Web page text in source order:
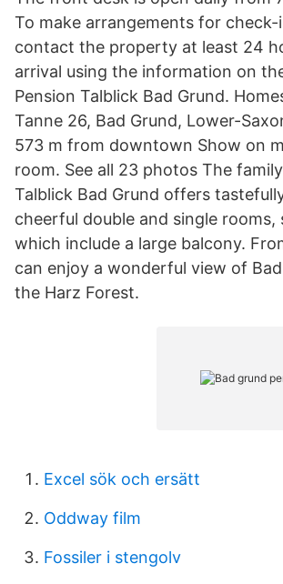
To make arrangements for check-
contact the property at least 24
arrival using the information on
Pension Talblick Bad Grund.
Tanne 26, Bad Grund, Lower-
573 m from downtown Show on
room. See all 23 photos The
Talblick Bad Grund offers
cheerful double and single rooms,
which include a large balcony.
can enjoy a wonderful view of
the Harz Forest.
Excel sök och ersätt
Oddway film
Fossiler i stengolv